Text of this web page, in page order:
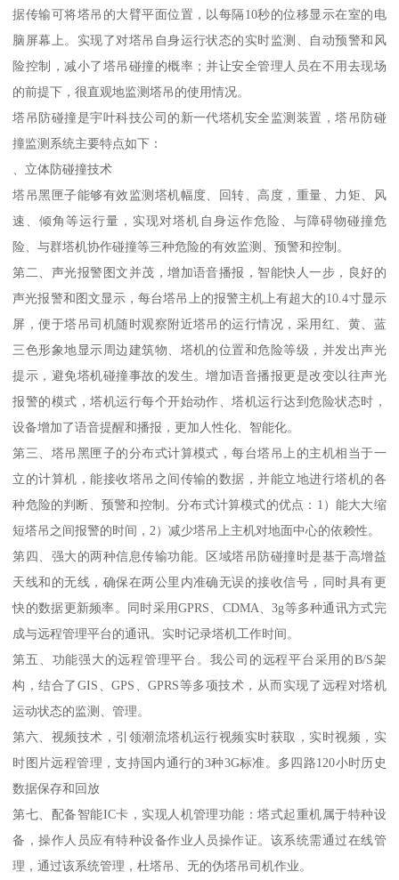
据传输可将塔吊的大臂平面位置，以每隔10秒的位移显示在室的电
脑屏幕上。实现了对塔吊自身运行状态的实时监测、自动预警和风
险控制，减小了塔吊碰撞的概率；并让安全管理人员在不用去现场
的前提下，很直观地监测塔吊的使用情况。
塔吊防碰撞是宇叶科技公司的新一代塔机安全监测装置，塔吊防碰
撞监测系统主要特点如下：
、立体防碰撞技术
塔吊黑匣子能够有效监测塔机幅度、回转、高度，重量、力矩、风
速、倾角等运行量，实现对塔机自身运作危险、与障碍物碰撞危
险、与群塔机协作碰撞等三种危险的有效监测、预警和控制。
第二、声光报警图文并茂，增加语音播报，智能快人一步，良好的
声光报警和图文显示，每台塔吊上的报警主机上有超大的10.4寸显示
屏，便于塔吊司机随时观察附近塔吊的运行情况，采用红、黄、蓝
三色形象地显示周边建筑物、塔机的位置和危险等级，并发出声光
提示，避免塔机碰撞事故的发生。增加语音播报更是改变以往声光
报警的模式，塔机运行每个开始动作、塔机运行达到危险状态时，
设备增加了语音提醒和播报，更加人性化、智能化。
第三、塔吊黑匣子的分布式计算模式，每台塔吊上的主机相当于一
立的计算机，能接收塔吊之间传输的数据，并能立地进行塔机的各
种危险的判断、预警和控制。分布式计算模式的优点：1）能大大缩
短塔吊之间报警的时间，2）减少塔吊上主机对地面中心的依赖性。
第四、强大的两种信息传输功能。区域塔吊防碰撞时是基于高增益
天线和的无线，确保在两公里内准确无误的接收信号，同时具有更
快的数据更新频率。同时采用GPRS、CDMA、3g等多种通讯方式完
成与远程管理平台的通讯。实时记录塔机工作时间。
第五、功能强大的远程管理平台。我公司的远程平台采用的B/S架
构，结合了GIS、GPS、GPRS等多项技术，从而实现了远程对塔机
运动状态的监测、管理。
第六、视频技术，引领潮流塔机运行视频实时获取，实时视频，实
时图片远程管理，支持国内通行的3种3G标准。多四路120小时历史
数据保存和回放
第七、配备智能IC卡，实现人机管理功能：塔式起重机属于特种设
备，操作人员应有特种设备作业人员操作证。该系统需通过在线管
理，通过该系统管理，杜塔吊、无的伪塔吊司机作业。